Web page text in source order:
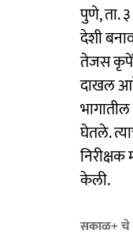
पुणे, ता.
देशी
तेजस
दाखल
घेतले.
केली.
सकाळ+ चे